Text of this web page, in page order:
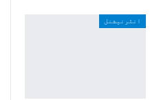
انٹرنیشنل